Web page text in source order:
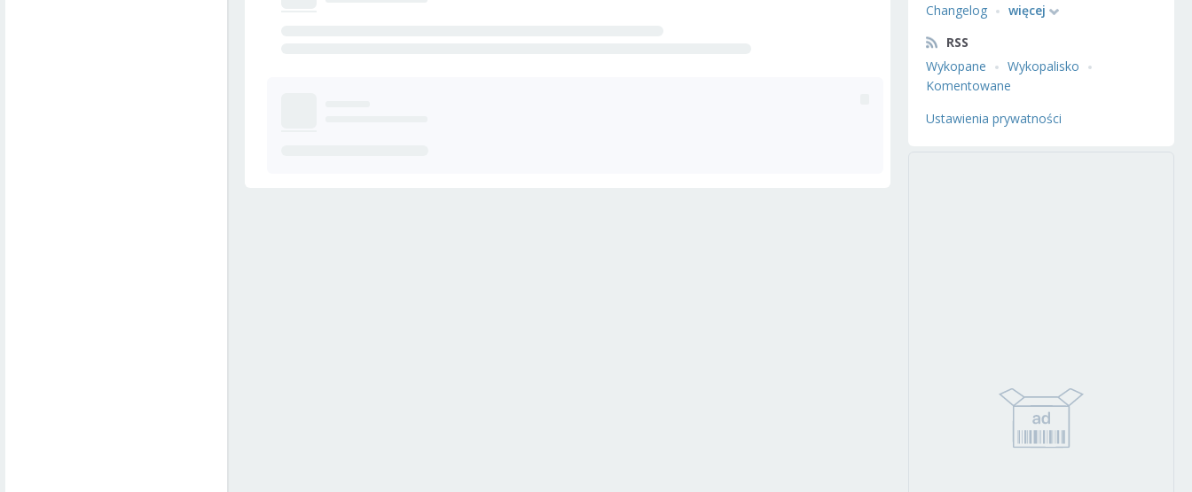
Changelog
więcej
RSS
Wykopane
Wykopalisko
Komentowane
Ustawienia prywatności